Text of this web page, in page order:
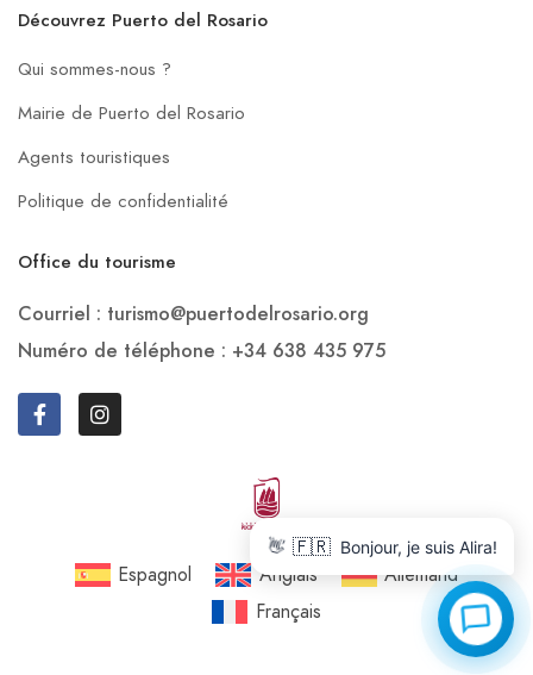
Découvrez Puerto del Rosario
Qui sommes-nous ?
Mairie de Puerto del Rosario
Agents touristiques
Politique de confidentialité
Office du tourisme
Courriel : turismo@puertodelrosario.org
Numéro de téléphone : +34 638 435 975
Espagnol Anglais
Allemand
Français
👋 🇫🇷 Bonjour, je suis Alira!